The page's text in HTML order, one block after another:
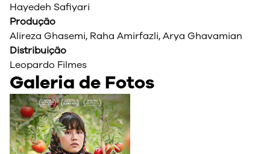
Hayedeh Safiyari
Produção
Alireza Ghasemi, Raha Amirfazli, Arya Ghavamian
Distribuição
Leopardo Filmes
Galeria de Fotos